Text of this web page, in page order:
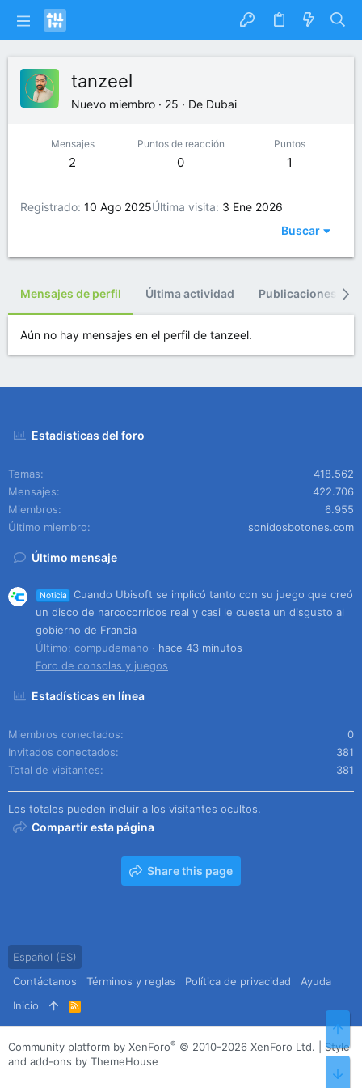
tanzeel
Nuevo miembro · 25 · De Dubai
Mensajes
2
Puntos de reacción
0
Puntos
1
Registrado 10 Ago 2025Última visita 3 Ene 2026
Buscar
Mensajes de perfil Última actividad Publicaciones
Aún no hay mensajes en el perfil de tanzeel.
Estadísticas del foro
Temas
418.562
Mensajes
422.706
Miembros
6.955
Último miembro
sonidosbotones.com
Último mensaje
Noticia
Cuando Ubisoft se implicó tanto con su juego que creó
un disco de narcocorridos real y casi le cuesta un disgusto al
gobierno de Francia
Último: compudemano
hace 43 minutos
Foro de consolas y juegos
Estadísticas en línea
Miembros conectados
0
Invitados conectados
381
Total de visitantes
381
Los totales pueden incluir a los visitantes ocultos.
Compartir esta página
Share this page
Español (ES)
Contáctanos
Términos y reglas Política de privacidad
Ayuda
Inicio
R
S
S
Community platform by XenForo® © 2010-2026 XenForo Ltd.
Style
and add-ons by ThemeHouse